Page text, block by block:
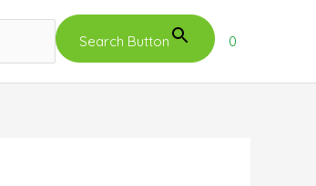
Search Button 0